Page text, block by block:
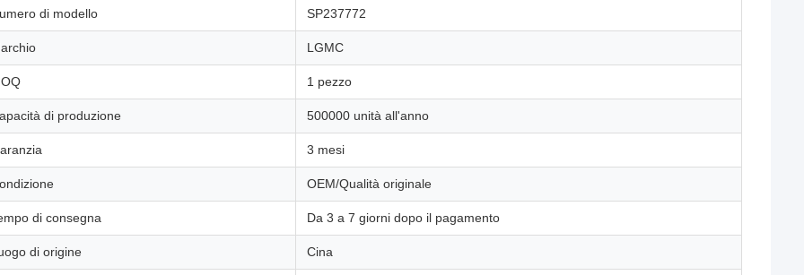
di modello SP237772
LGMC
1 pezzo
di produzione 500000 unità all'anno
3 mesi
OEM/Qualità originale
di consegna Da 3 a 7 giorni dopo il pagamento
di origine Cina